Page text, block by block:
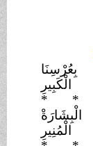
بِعُرْسِنَا
الْكَبِيرِ
*
الْبِشَارَةْ
الْمُنِيرِ